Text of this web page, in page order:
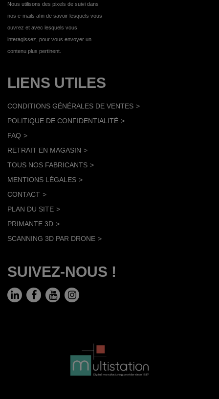
Nous utilisons des pixels de suivi dans
nos e-mails afin de savoir lesquels vous
ouvrez et avec lesquels vous
interagissez, pour vous envoyer un
contenu plus pertinent.
LIENS UTILES
CONDITIONS GÉNÉRALES DE VENTES
POLITIQUE DE CONFIDENTIALITÉ
FAQ
RETRAIT EN MAGASIN
TOUS NOS FABRICANTS
MENTIONS LÉGALES
CONTACT
PLAN DU SITE
PRIMANTE 3D
SCANNING 3D PAR DRONE
SUIVEZ-NOUS !